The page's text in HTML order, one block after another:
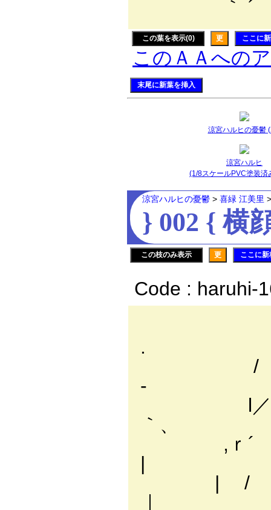
｀ ´
この葉を表示(0) 更 ここに
このＡＡへの
末尾に新葉を挿入
涼宮ハルヒの憂鬱
涼宮ハルヒ
(1/8スケールPVC塗装済
涼宮ハルヒの憂鬱 > 喜緑 江美里
} 002 { 横
この枝のみ表示 更 ここに
Code : haruhi-
. ,
/ ,.
-
l／
｀、
,ｒ´
|
| /